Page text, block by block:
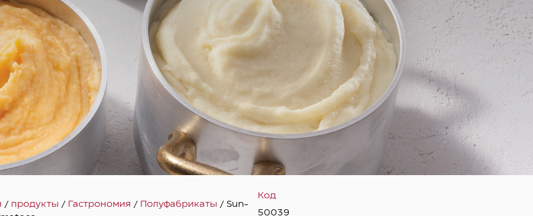
/ продукты / Гастрономия / Полуфабрикаты / Sun-
Код
50039